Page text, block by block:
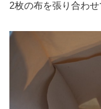
2枚の布を張り合わせ